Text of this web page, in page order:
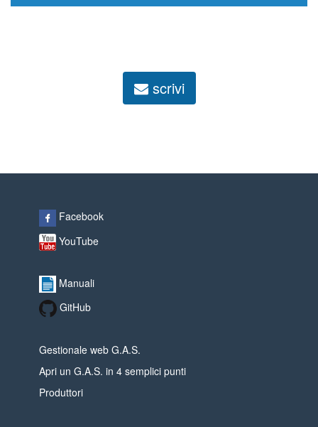
scrivi
Facebook
YouTube
Manuali
GitHub
Gestionale web G.A.S.
Apri un G.A.S. in 4 semplici punti
Produttori